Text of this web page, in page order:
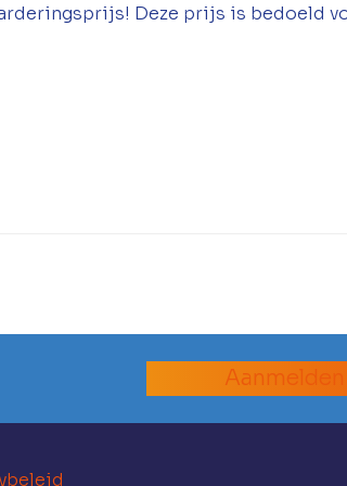
Deze prijs is bedoeld
Aanmelden